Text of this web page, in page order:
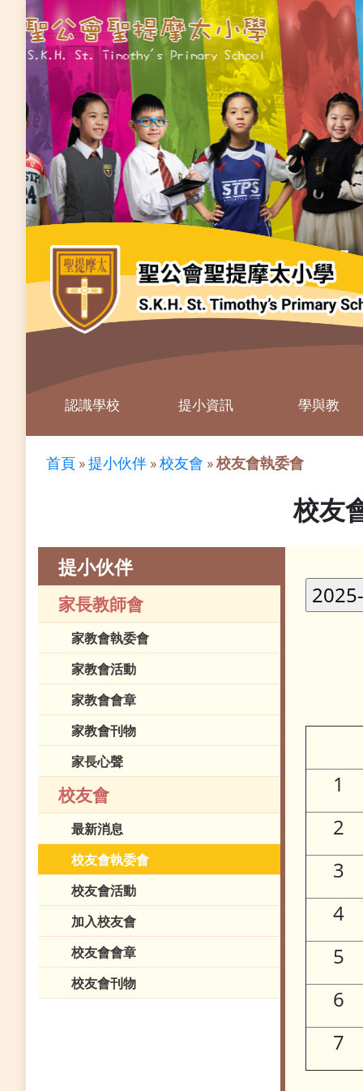
認識學校 提小資訊 學與教
首頁 »提小伙伴 »校友會 »校友會執委會
提小伙伴
家長教師會
家教會執委會
家教會活動
家教會會章
家教會刊物
家長心聲
校友會
最新消息
校友會執委會
校友會活動
加入校友會
校友會會章
校友會刊物
校友
1
2
3
4
5
6
7